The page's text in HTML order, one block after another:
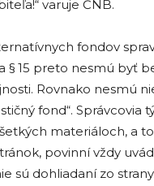
varuje ČNB.
fondov
§ 15 preto nesmú byť
Rovnako nesmú
fond“. Správcovia
materiáloch, a
povinní vždy
sú dohliadaní zo